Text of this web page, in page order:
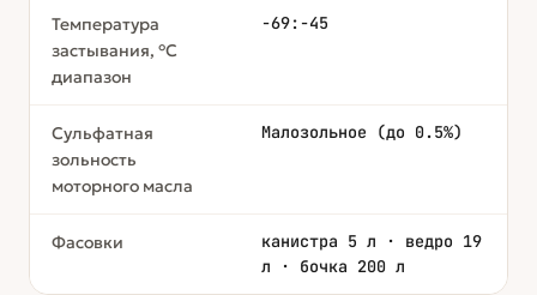
Температура
застывания, °С
диапазон
-69:-45
Сульфатная
зольность
моторного масла
Малозольное (до 0.5%)
Фасовки
канистра 5 л · ведро 19
л · бочка 200 л